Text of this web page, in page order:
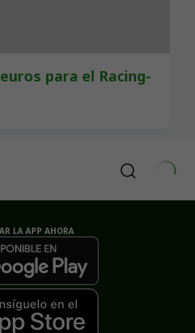
para el Racing-
LA APP AHORA